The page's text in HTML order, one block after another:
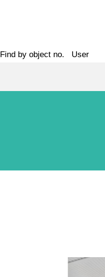
Find by object no. User